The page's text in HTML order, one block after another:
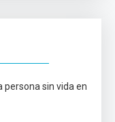
sin vida en